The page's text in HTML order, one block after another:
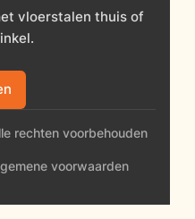
vloerstalen thuis of
rechten voorbehouden
voorwaarden